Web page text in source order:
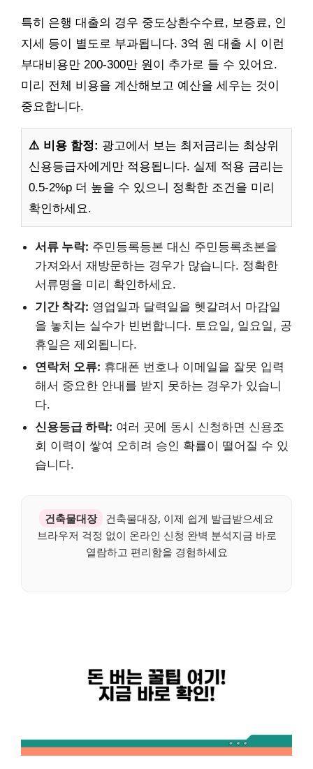
특히 은행 대출의 경우 중도상환수수료, 보증료, 인
지세 등이 별도로 부과됩니다. 3억 원 대출 시 이런
부대비용만 200-300만 원이 추가로 들 수 있어요.
미리 전체 비용을 계산해보고 예산을 세우는 것이
중요합니다.
⚠️ 비용 함정: 광고에서 보는 최저금리는 최상위
신용등급자에게만 적용됩니다. 실제 적용 금리는
0.5-2%p 더 높을 수 있으니 정확한 조건을 미리
확인하세요.
서류 누락: 주민등록등본 대신 주민등록초본을
가져와서 재방문하는 경우가 많습니다. 정확한
서류명을 미리 확인하세요.
기간 착각: 영업일과 달력일을 헷갈려서 마감일
을 놓치는 실수가 빈번합니다. 토요일, 일요일, 공
휴일은 제외됩니다.
연락처 오류: 휴대폰 번호나 이메일을 잘못 입력
해서 중요한 안내를 받지 못하는 경우가 있습니
다.
신용등급 하락: 여러 곳에 동시 신청하면 신용조
회 이력이 쌓여 오히려 승인 확률이 떨어질 수 있
습니다.
건축물대장
건축물대장, 이제 쉽게 발급받으세요
브라우저 걱정 없이 온라인 신청 완벽 분석지금 바로
열람하고 편리함을 경험하세요